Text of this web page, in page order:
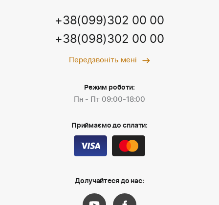
+38(099)302 00 00
+38(098)302 00 00
Передзвоніть мені
Режим роботи:
Пн - Пт 09:00-18:00
Приймаємо до сплати:
Долучайтеся до нас: